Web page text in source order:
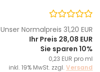
Unser Normalpreis 31,20 EUR
Ihr Preis 28,08 EUR
Sie sparen 10%
0,23 EUR pro ml
inkl. 19% MwSt. zzgl. Versand